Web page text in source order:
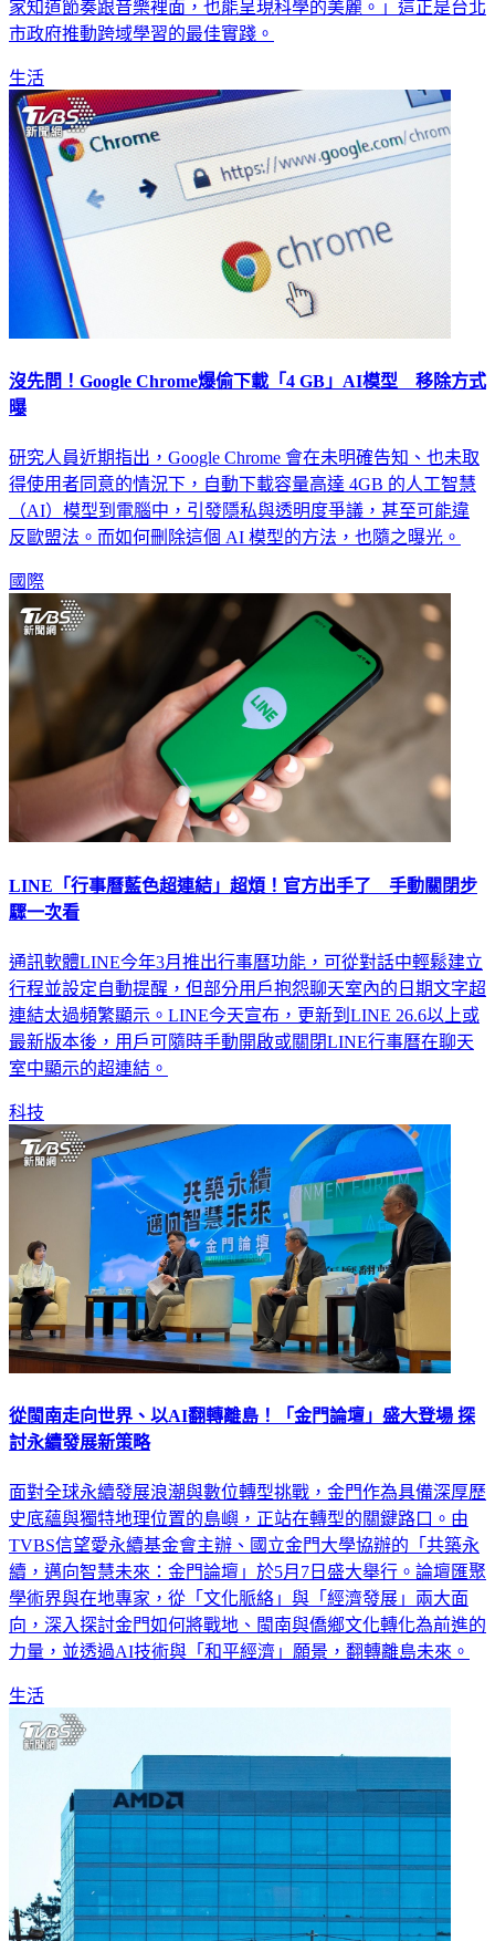
家知道節奏跟音樂裡面，也能呈現科學的美麗。」這正是台北
市政府推動跨域學習的最佳實踐。
生活
沒先問！Google Chrome爆偷下載「4 GB」AI模型 移除方式
曝
研究人員近期指出，Google Chrome 會在未明確告知、也未取
得使用者同意的情況下，自動下載容量高達 4GB 的人工智慧
（AI）模型到電腦中，引發隱私與透明度爭議，甚至可能違
反歐盟法。而如何刪除這個 AI 模型的方法，也隨之曝光。
國際
LINE「行事曆藍色超連結」超煩！官方出手了 手動關閉步
驟一次看
通訊軟體LINE今年3月推出行事曆功能，可從對話中輕鬆建立
行程並設定自動提醒，但部分用戶抱怨聊天室內的日期文字超
連結太過頻繁顯示。LINE今天宣布，更新到LINE 26.6以上或
最新版本後，用戶可隨時手動開啟或關閉LINE行事曆在聊天
室中顯示的超連結。
科技
從閩南走向世界、以AI翻轉離島！「金門論壇」盛大登場 探
討永續發展新策略
面對全球永續發展浪潮與數位轉型挑戰，金門作為具備深厚歷
史底蘊與獨特地理位置的島嶼，正站在轉型的關鍵路口。由
TVBS信望愛永續基金會主辦、國立金門大學協辦的「共築永
續，邁向智慧未來：金門論壇」於5月7日盛大舉行。論壇匯聚
學術界與在地專家，從「文化脈絡」與「經濟發展」兩大面
向，深入探討金門如何將戰地、閩南與僑鄉文化轉化為前進的
力量，並透過AI技術與「和平經濟」願景，翻轉離島未來。
生活